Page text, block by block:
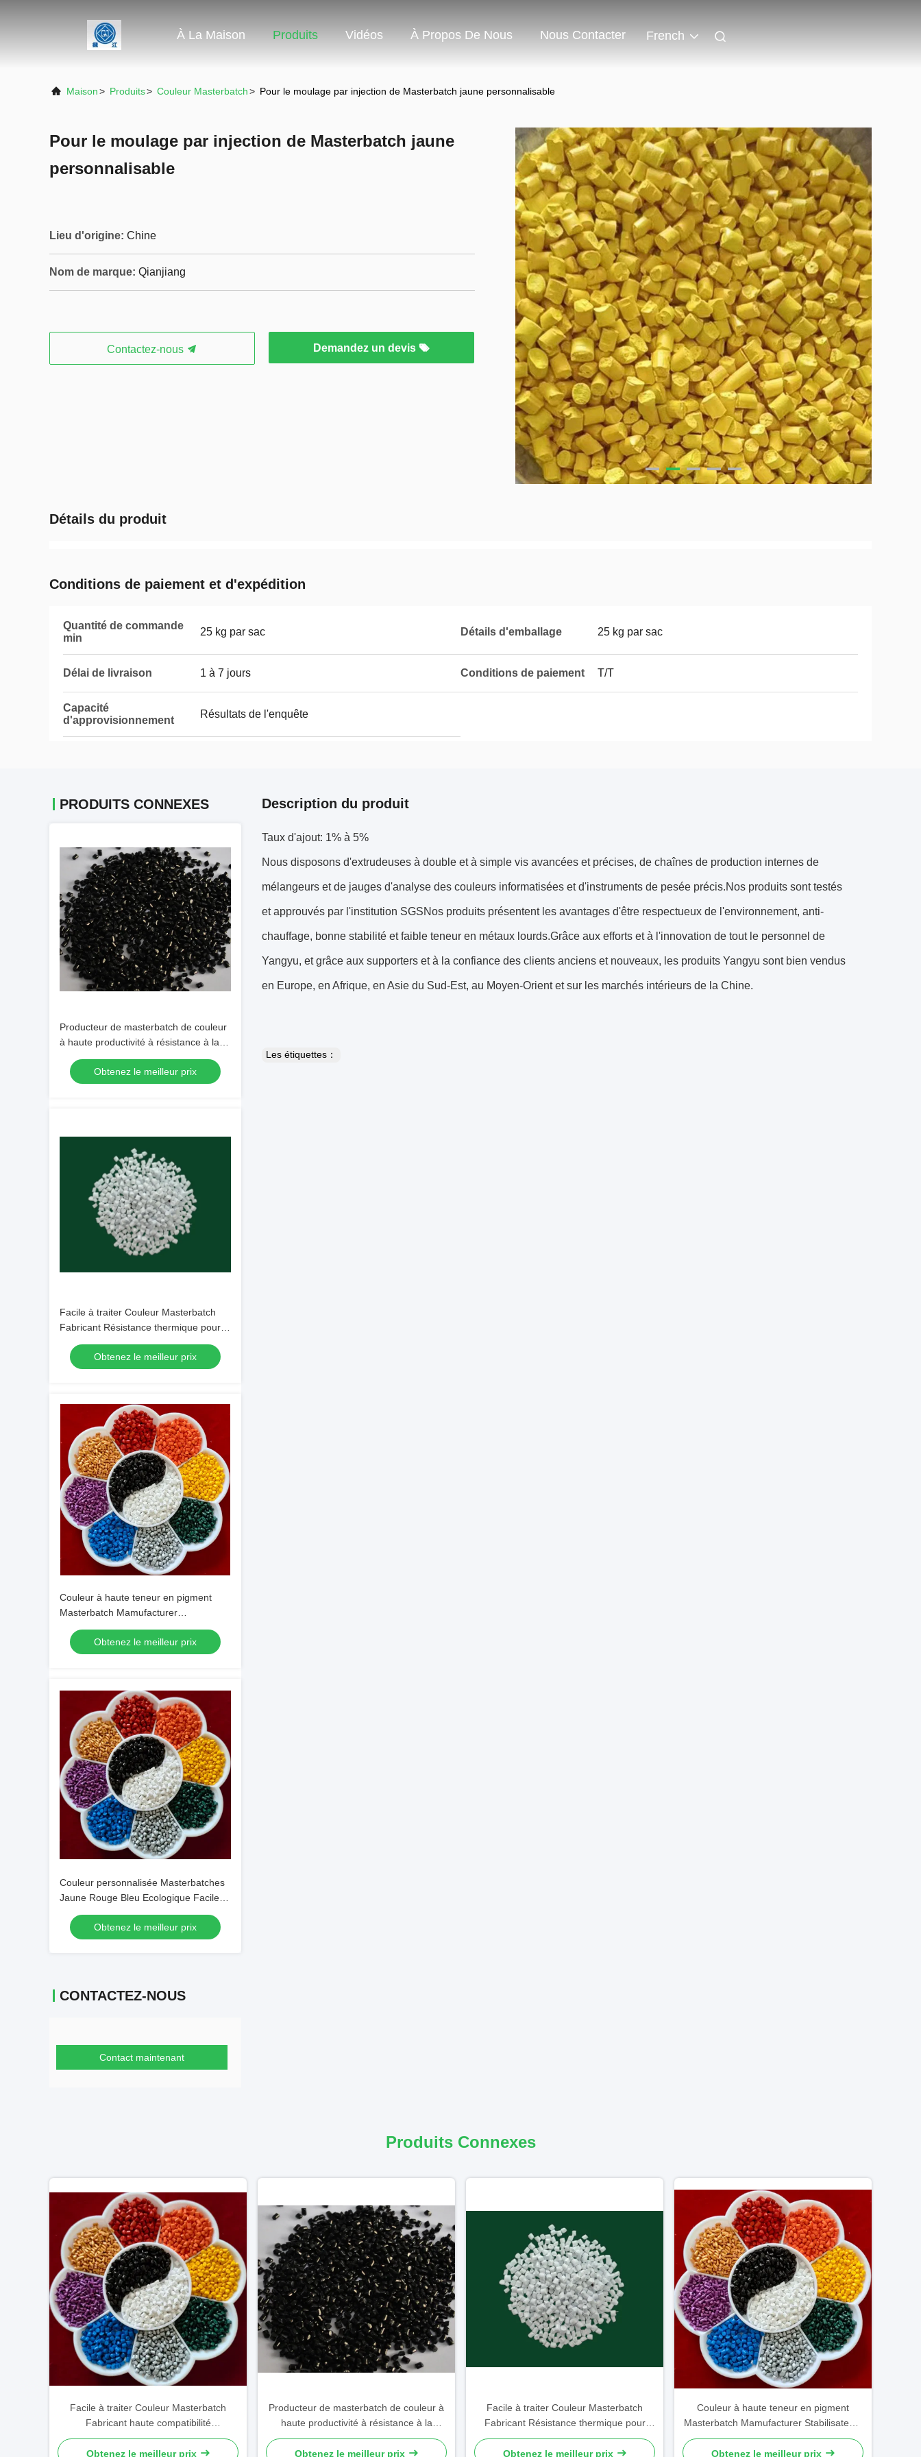
À La Maison Produits Vidéos À Propos De Nous Nous Contacter French
Maison> Produits> Couleur Masterbatch> Pour le moulage par injection de Masterbatch jaune personnalisable
Pour le moulage par injection de Masterbatch jaune
personnalisable
Lieu d'origine: Chine
Nom de marque: Qianjiang
Contactez-nous Demandez un devis
Détails du produit
Conditions de paiement et d'expédition
Quantité de commande
min
25 kg par sac Détails d'emballage 25 kg par sac
Délai de livraison 1 à 7 jours Conditions de paiement T/T
Capacité
d'approvisionnement
Résultats de l'enquête
PRODUITS CONNEXES
Producteur de masterbatch de couleur
à haute productivité à résistance à la
corrosion masterbatch noir
Obtenez le meilleur prix
Facile à traiter Couleur Masterbatch
Fabricant Résistance thermique pour
pièces automobiles
Obtenez le meilleur prix
Couleur à haute teneur en pigment
Masterbatch Mamufacturer
Stabilisateurs UV Anti-statique
Personnalisable
Obtenez le meilleur prix
Couleur personnalisée Masterbatches
Jaune Rouge Bleu Ecologique Facile à
traiter
Obtenez le meilleur prix
CONTACTEZ-NOUS
Contact maintenant
Description du produit
Taux d'ajout: 1% à 5%
Nous disposons d'extrudeuses à double et à simple vis avancées et précises, de chaînes de production internes de
mélangeurs et de jauges d'analyse des couleurs informatisées et d'instruments de pesée précis.Nos produits sont testés
et approuvés par l'institution SGSNos produits présentent les avantages d'être respectueux de l'environnement, anti-
chauffage, bonne stabilité et faible teneur en métaux lourds.Grâce aux efforts et à l'innovation de tout le personnel de
Yangyu, et grâce aux supporters et à la confiance des clients anciens et nouveaux, les produits Yangyu sont bien vendus
en Europe, en Afrique, en Asie du Sud-Est, au Moyen-Orient et sur les marchés intérieurs de la Chine.
Les étiquettes：
Produits Connexes
Facile à traiter Couleur Masterbatch
Fabricant haute compatibilité
biodégradable recyclé
Obtenez le meilleur prix
Producteur de masterbatch de couleur à
haute productivité à résistance à la
corrosion masterbatch noir
Obtenez le meilleur prix
Facile à traiter Couleur Masterbatch
Fabricant Résistance thermique pour
pièces automobiles
Obtenez le meilleur prix
Couleur à haute teneur en pigment
Masterbatch Mamufacturer Stabilisateurs
UV Anti-statique Personnalisable
Obtenez le meilleur prix